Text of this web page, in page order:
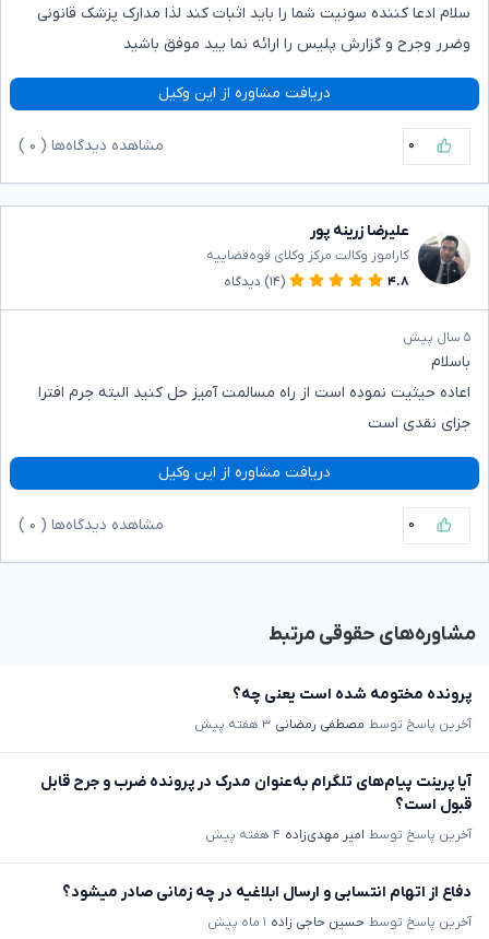
سلام ادعا کننده سونیت شما را باید اثبات کند لذا مدارک پزشک قانونی
وضرر وجرح و گزارش پلیس را ارائه نما یید موفق باشید
دریافت مشاوره از این وکیل
۰ مشاهده دیدگاه‌ها ( ۰
علیرضا زرینه پور
کاراموز وکالت مرکز وکلای قوه‌قضاییه
۴.۸
(۱۴) دیدگاه
۵ سال پیش
باسلام
اعاده حیثیت نموده است از راه مسالمت آمیز حل کنید البته جرم افترا
جزای نقدی است
دریافت مشاوره از این وکیل
۰ مشاهده دیدگاه‌ها ( ۰
مشاوره‌های حقوقی مرتبط
پرونده مختومه شده است یعنی چه؟
آخرین پاسخ توسط مصطفی رمضانی ۳ هفته پیش
آیا پرینت پیام‌های تلگرام به‌عنوان مدرک در پرونده ضرب و جرح قابل
قبول است؟
آخرین پاسخ توسط امیر مهدی‌زاده ۴ هفته پیش
دفاع از اتهام انتسابی و ارسال ابلاغیه در چه زمانی صادر میشود؟
آخرین پاسخ توسط حسین حاجی زاده ۱ ماه پیش